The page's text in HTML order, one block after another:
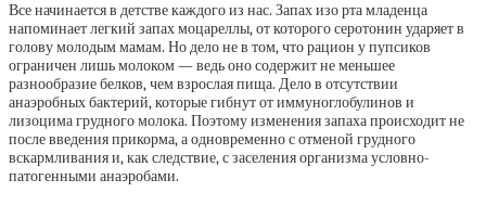
Все начинается в детстве каждого из нас. Запах изо рта младенца
напоминает легкий запах моцареллы, от которого серотонин ударяет в
голову молодым мамам. Но дело не в том, что рацион у пупсиков
ограничен лишь молоком — ведь оно содержит не меньшее
разнообразие белков, чем взрослая пища. Дело в отсутствии
анаэробных бактерий, которые гибнут от иммуноглобулинов и
лизоцима грудного молока. Поэтому изменения запаха происходит не
после введения прикорма, а одновременно с отменой грудного
вскармливания и, как следствие, с заселения организма условно-
патогенными анаэробами.